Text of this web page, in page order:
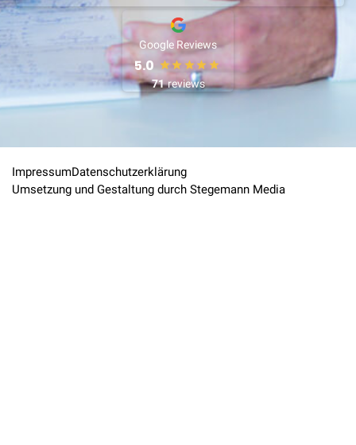
Google Reviews
5.0
71 reviews
ImpressumDatenschutzerklärung
Umsetzung und Gestaltung durch Stegemann Media